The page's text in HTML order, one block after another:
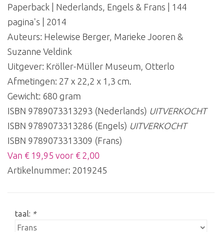
Paperback | Nederlands, Engels & Frans | 144
pagina's | 2014
Auteurs: Helewise Berger, Marieke Jooren &
Suzanne Veldink
Uitgever: Kröller-Müller Museum, Otterlo
Afmetingen: 27 x 22,2 x 1,3 cm.
Gewicht: 680 gram
ISBN 9789073313293 (Nederlands) UITVERKOCHT
ISBN 9789073313286 (Engels) UITVERKOCHT
ISBN 9789073313309 (Frans)
Van € 19,95 voor € 2,00
Artikelnummer: 2019245
taal: *